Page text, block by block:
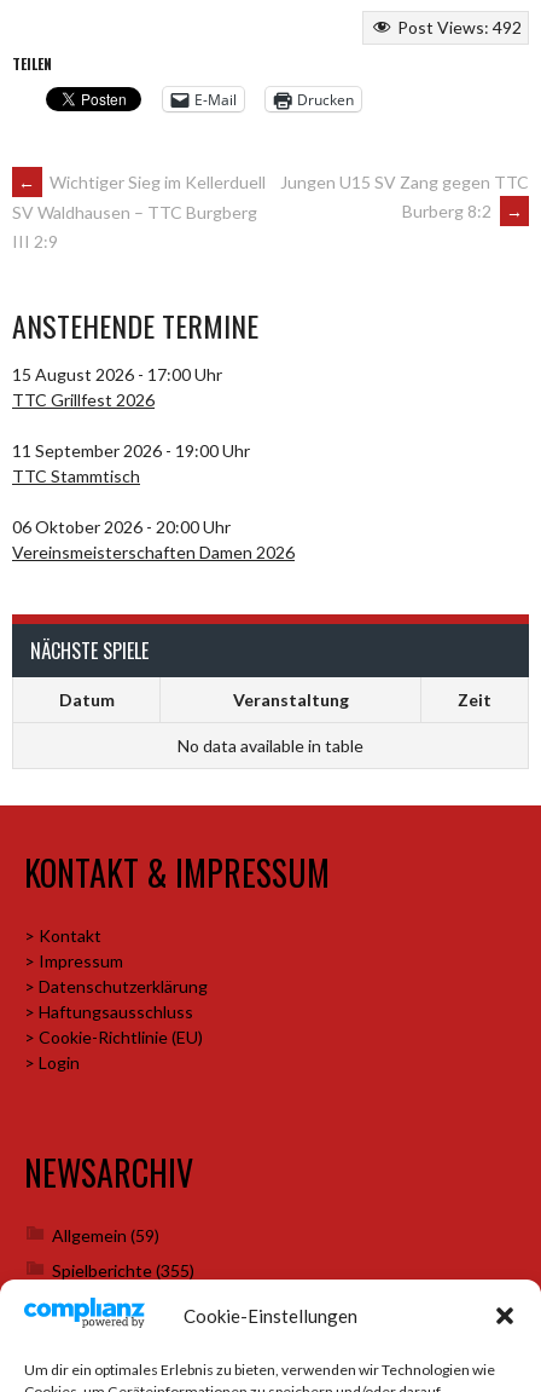
Cookie-Einstellungen
Um dir ein optimales Erlebnis zu bieten, verwenden wir Technologien wie
Post Views: 492
TEILEN
E-Mail
Drucken
ARTIKEL-
NAVIGATION
←
Wichtiger Sieg im Kellerduell
SV Waldhausen – TTC Burgberg
III 2:9
Jungen U15 SV Zang gegen TTC
Burberg 8:2
→
ANSTEHENDE TERMINE
15 August 2026 - 17:00 Uhr
TTC Grillfest 2026
11 September 2026 - 19:00 Uhr
TTC Stammtisch
06 Oktober 2026 - 20:00 Uhr
Vereinsmeisterschaften Damen 2026
NÄCHSTE SPIELE
Datum Veranstaltung Zeit
No data available in table
KONTAKT & IMPRESSUM
> Kontakt
> Impressum
> Datenschutzerklärung
> Haftungsausschluss
> Cookie-Richtlinie (EU)
> Login
NEWSARCHIV
Allgemein (59)
Spielberichte(355)
Weihnachtsfeiern(7)